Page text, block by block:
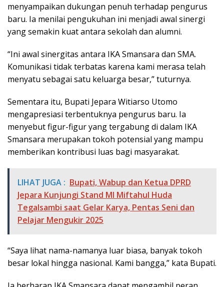
menyampaikan dukungan penuh terhadap pengurus
baru. Ia menilai pengukuhan ini menjadi awal sinergi
yang semakin kuat antara sekolah dan alumni.
“Ini awal sinergitas antara IKA Smansara dan SMA.
Komunikasi tidak terbatas karena kami merasa telah
menyatu sebagai satu keluarga besar,” tuturnya.
Sementara itu, Bupati Jepara Witiarso Utomo
mengapresiasi terbentuknya pengurus baru. Ia
menyebut figur-figur yang tergabung di dalam IKA
Smansara merupakan tokoh potensial yang mampu
memberikan kontribusi luas bagi masyarakat.
LIHAT JUGA : Bupati, Wabup dan Ketua DPRD
Jepara Kunjungi Stand MI Miftahul Huda
Tegalsambi saat Gelar Karya, Pentas Seni dan
Pelajar Mengukir 2025
“Saya lihat nama-namanya luar biasa, banyak tokoh
besar lokal hingga nasional. Kami bangga,” kata Bupati.